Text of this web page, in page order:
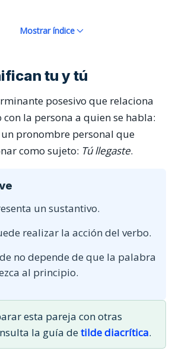
Mostrar índice
tu y tú
posesivo que relaciona
la persona a quien se habla:
pronombre personal que
como sujeto: Tú llegaste.
un sustantivo.
realizar la acción del verbo.
no depende de que la palabra
al principio.
esta pareja con otras
la guía detilde diacrítica.